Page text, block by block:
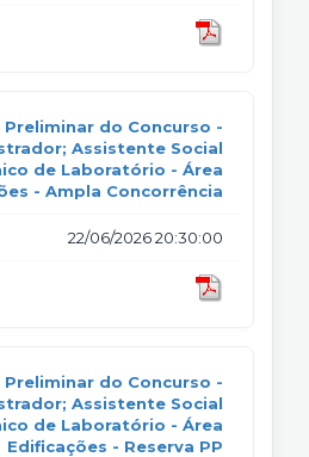
do Concurso -
Assistente Social
de Laboratório - Área
- Ampla Concorrência
22/06/2026 20:30:00
do Concurso -
Assistente Social
de Laboratório - Área
Edificações - Reserva PP